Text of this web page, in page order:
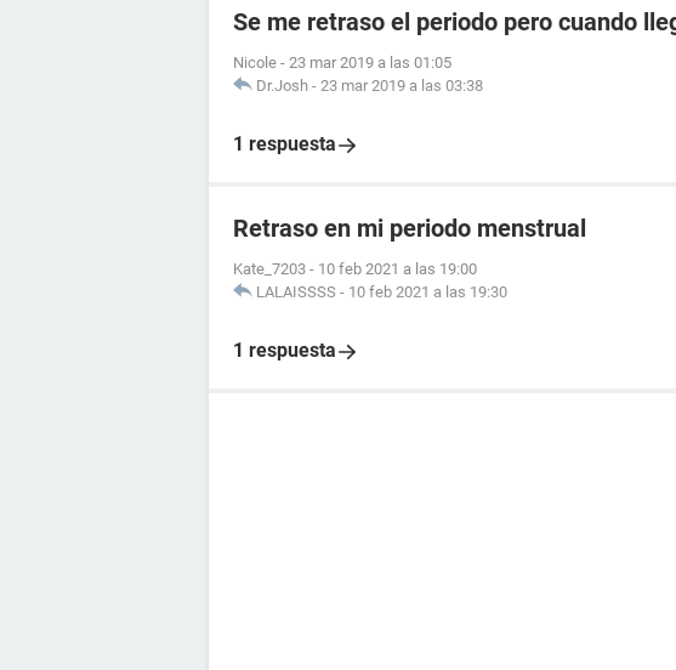
Se me retraso el periodo pero cuando
Nicole - 23 mar 2019 a las 01:05
Dr.Josh - 23 mar 2019 a las 03:38
1 respuesta
Retraso en mi periodo menstrual
Kate_7203 - 10 feb 2021 a las 19:00
LALAISSSS - 10 feb 2021 a las 19:30
1 respuesta